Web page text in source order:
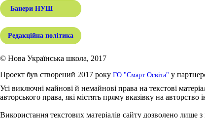
Банери НУШ
Редакційна політика
© Нова Українська школа, 2017
Проект був створений 2017 року ГО "Смарт Освіта" у
Усі виключні майнові й немайнові права на текстові
авторського права, які містять пряму вказівку на авторство
Використання текстових матеріалів сайту дозволено